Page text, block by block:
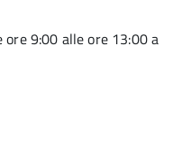
9:00 alle ore 13:00 a